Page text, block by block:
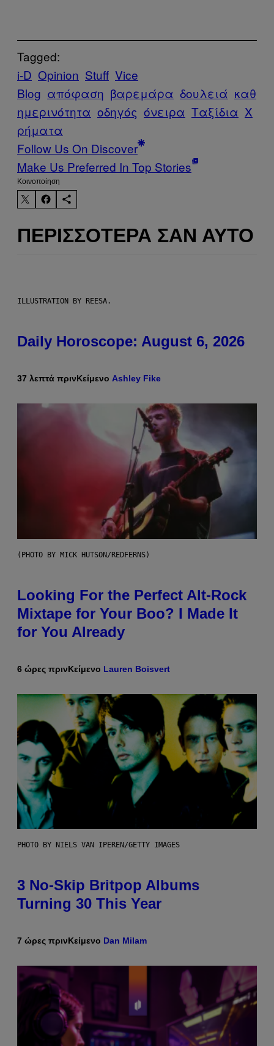
Tagged:
i-D Opinion Stuff Vice
Blog απόφαση βαρεμάρα δουλειά καθ
ημερινότητα οδηγός όνειρα Ταξίδια Χ
ρήματα
Follow Us On Discover
Make Us Preferred In Top Stories
Kοινοποίηση
ΠΕΡΙΣΣΌΤΕΡΑ ΣΑΝ ΑΥΤΌ
ILLUSTRATION BY REESA.
Daily Horoscope: August 6, 2026
37 λεπτά πρινΚείμενο Ashley Fike
(PHOTO BY MICK HUTSON/REDFERNS)
Looking For the Perfect Alt-Rock
Mixtape for Your Boo? I Made It
for You Already
6 ώρες πρινΚείμενο Lauren Boisvert
PHOTO BY NIELS VAN IPEREN/GETTY IMAGES
3 No-Skip Britpop Albums
Turning 30 This Year
7 ώρες πρινΚείμενο Dan Milam